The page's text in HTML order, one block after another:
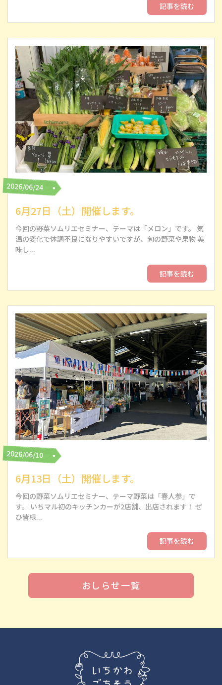
記事を読む
2026/06/24
6月27日（土）開催します。
今回の野菜ソムリエセミナー、テーマは「メロン」です。 気
温の変化で体調不良になりやすいですが、旬の野菜や果物 美
味し...
記事を読む
2026/06/10
6月13日（土）開催します。
今回の野菜ソムリエセミナー、テーマ野菜は「春人参」で
す。 いちマル初のキッチンカーが2店舗、出店されます！ ぜ
ひ皆様...
記事を読む
おしらせ一覧